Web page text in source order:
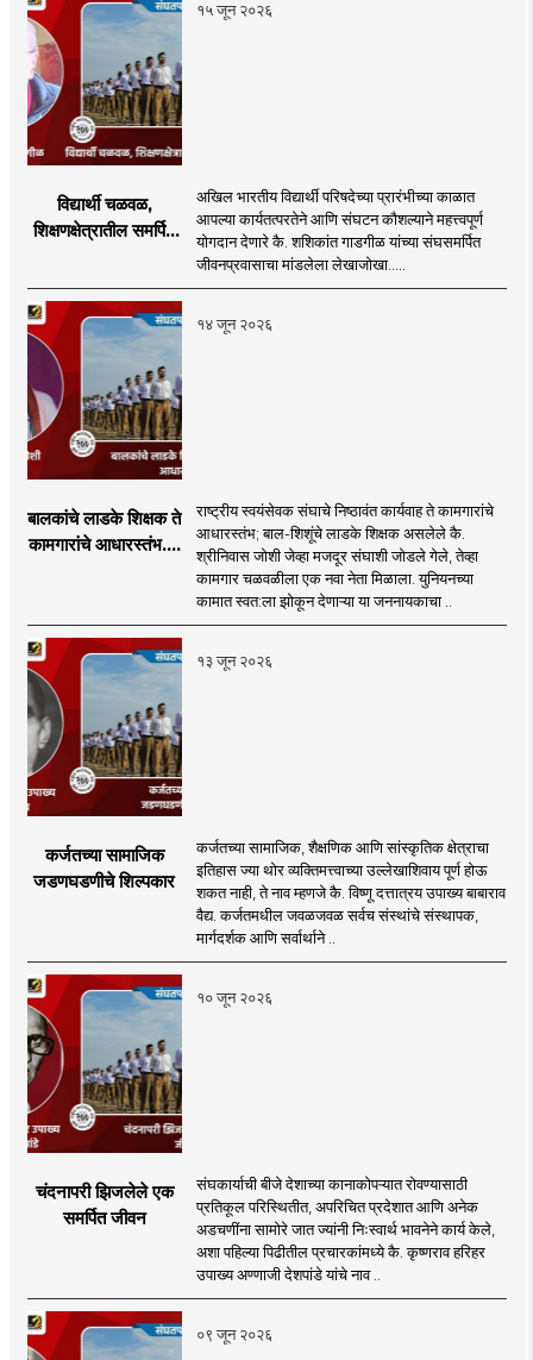
१५ जून २०२६
विद्यार्थी चळवळ,
शिक्षणक्षेत्रातील समर्पित
अखिल भारतीय विद्यार्थी परिषदेच्या प्रारंभीच्या काळात
आपल्या कार्यतत्परतेने आणि संघटन कौशल्याने महत्त्वपूर्ण
योगदान देणारे कै. शशिकांत गाडगीळ यांच्या संघसमर्पित
जीवनप्रवासाचा मांडलेला लेखाजोखा.....
१४ जून २०२६
बालकांचे लाडके शिक्षक ते
कामगारांचे आधारस्तंभ....
राष्ट्रीय स्वयंसेवक संघाचे निष्ठावंत कार्यवाह ते कामगारांचे
आधारस्तंभ; बाल-शिशूंचे लाडके शिक्षक असलेले कै.
श्रीनिवास जोशी जेव्हा मजदूर संघाशी जोडले गेले, तेव्हा
कामगार चळवळीला एक नवा नेता मिळाला. युनियनच्या
कामात स्वत:ला झोकून देणाऱ्या या जननायकाचा ..
१३ जून २०२६
कर्जतच्या सामाजिक
जडणघडणीचे शिल्पकार
कर्जतच्या सामाजिक, शैक्षणिक आणि सांस्कृतिक क्षेत्राचा
इतिहास ज्या थोर व्यक्तिमत्त्वाच्या उल्लेखाशिवाय पूर्ण होऊ
शकत नाही, ते नाव म्हणजे कै. विष्णू दत्तात्रय उपाख्य बाबाराव
वैद्य. कर्जतमधील जवळजवळ सर्वच संस्थांचे संस्थापक,
मार्गदर्शक आणि सर्वार्थाने ..
१० जून २०२६
चंदनापरी झिजलेले एक
समर्पित जीवन
संघकार्याची बीजे देशाच्या कानाकोपऱ्यात रोवण्यासाठी
प्रतिकूल परिस्थितीत, अपरिचित प्रदेशात आणि अनेक
अडचणींना सामोरे जात ज्यांनी निःस्वार्थ भावनेने कार्य केले,
अशा पहिल्या पिढीतील प्रचारकांमध्ये कै. कृष्णराव हरिहर
उपाख्य अण्णाजी देशपांडे यांचे नाव ..
०९ जून २०२६